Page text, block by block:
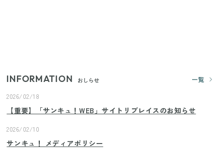
INFORMATION おしらせ
一覧
2026/02/18
【重要】「サンキュ！WEB」サイトリプレイスのお知らせ
2026/02/10
サンキュ！ メディアポリシー